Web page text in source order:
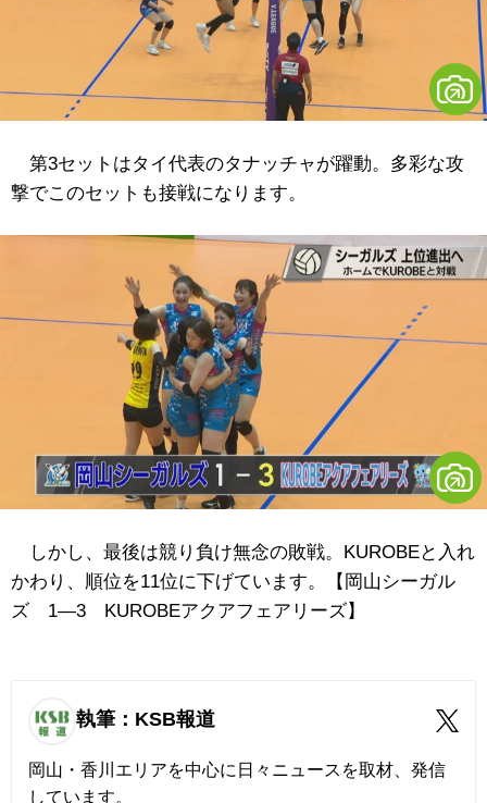
第3セットはタイ代表のタナッチャが躍動。多彩な攻
撃でこのセットも接戦になります。
しかし、最後は競り負け無念の敗戦。KUROBEと入れ
かわり、順位を11位に下げています。【岡山シーガル
ズ 1―3 KUROBEアクアフェアリーズ】
執筆：KSB報道
岡山・香川エリアを中心に日々ニュースを取材、発信
しています。